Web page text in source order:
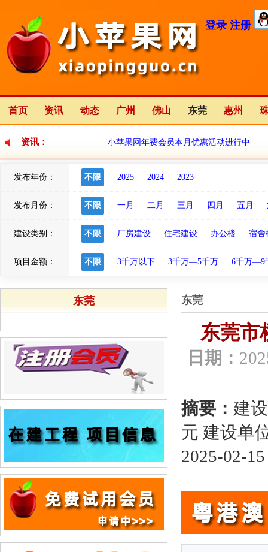
登录 注册
首页 资讯 动态 广州 佛山 东莞 惠州
资讯： 小苹果网年费会员本月优惠活动进行中
小苹果网全新改版中
发布年份： 不限 2025 2024 2023
发布月份： 不限 一月 二月 三月 四月 五月
建设类别： 不限 厂房建设 住宅建设 办公楼 宿舍
项目金额： 不限 3千万以下 3千万—5千万 6千万—9
东莞 东莞
东莞市
日期：
摘要： 建
元 建设单
2025-02-